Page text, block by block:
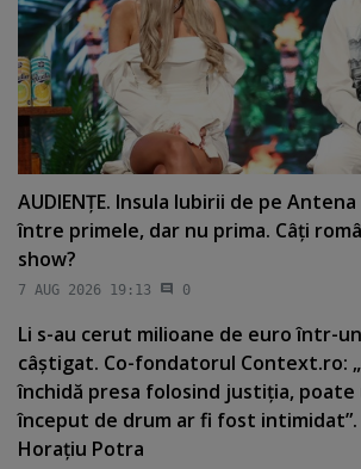
AUDIENŢE. Insula Iubirii de pe Antena
între primele, dar nu prima. Câţi
show?
7 AUG 2026 19:13 0
Li s-au cerut milioane de euro într-
câştigat. Co-fondatorul Context.ro:
închidă presa folosind justiţia,
început de drum ar fi fost intimidat”.
Horaţiu Potra